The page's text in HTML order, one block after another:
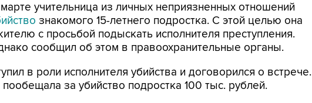
учительница из личных неприязненных отношений
знакомого 15-летнего подростка. С этой целью она
с просьбой подыскать исполнителя преступления.
сообщил об этом в правоохранительные органы.
в роли исполнителя убийства и договорился о встрече.
за убийство подростка 100 тыс. рублей.